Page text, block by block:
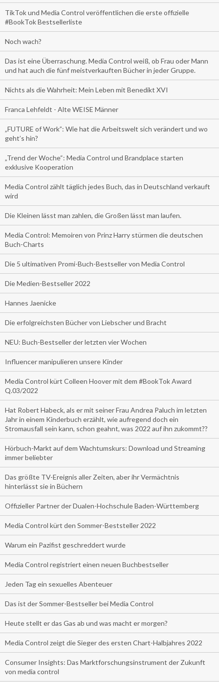
TikTok und Media Control veröffentlichen die erste offizielle
#BookTok Bestsellerliste
Noch wach?
Das ist eine Überraschung. Media Control weiß, ob Frau oder Mann
und hat auch die fünf meistverkauften Bücher in jeder Gruppe.
Nichts als die Wahrheit: Mein Leben mit Benedikt XVI
Franca Lehfeldt - Alte WEISE Männer
„FUTURE of Work”: Wie hat die Arbeitswelt sich verändert und wo
geht’s hin?
„Trend der Woche“: Media Control und Brandplace starten
exklusive Kooperation
Media Control zählt täglich jedes Buch, das in Deutschland verkauft
wird
Die Kleinen lässt man zahlen, die Großen lässt man laufen.
Media Control: Memoiren von Prinz Harry stürmen die deutschen
Buch-Charts
Die 5 ultimativen Promi-Buch-Bestseller von Media Control
Die Medien-Bestseller 2022
Hannes Jaenicke
Die erfolgreichsten Bücher von Liebscher und Bracht
NEU: Buch-Bestseller der letzten vier Wochen
Influencer manipulieren unsere Kinder
Media Control kürt Colleen Hoover mit dem #BookTok Award
Q.03/2022
Hat Robert Habeck, als er mit seiner Frau Andrea Paluch im letzten
Jahr in einem Kinderbuch erzählt, wie aufregend doch ein
Stromausfall sein kann, schon geahnt, was 2022 auf ihn zukommt??
Hörbuch-Markt auf dem Wachtumskurs: Download und Streaming
immer beliebter
Das größte TV-Ereignis aller Zeiten, aber ihr Vermächtnis
hinterlässt sie in Büchern
Offizieller Partner der Dualen-Hochschule Baden-Württemberg
Media Control kürt den Sommer-Beststeller 2022
Warum ein Pazifist geschreddert wurde
Media Control registriert einen neuen Buchbestseller
Jeden Tag ein sexuelles Abenteuer
Das ist der Sommer-Bestseller bei Media Control
Heute stellt er das Gas ab und was macht er morgen?
Media Control zeigt die Sieger des ersten Chart-Halbjahres 2022
Consumer Insights: Das Marktforschungsinstrument der Zukunft
von media control